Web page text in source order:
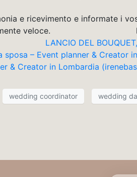
e ricevimento e informate i
i matrimoni, ed è
LANCIO DEL
sposa – Event planner & Creator
& Creator in Lombardia
wedding coordinator wedding